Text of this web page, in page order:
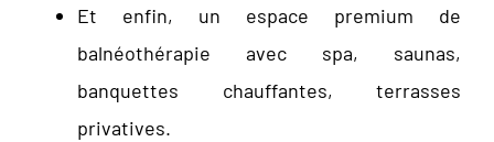
Et enfin, un espace premium de
balnéothérapie avec spa, saunas,
banquettes chauffantes, terrasses
privatives.